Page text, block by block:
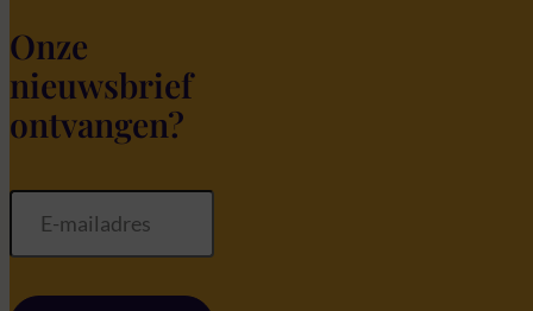
Onze
nieuwsbrief
ontvangen?